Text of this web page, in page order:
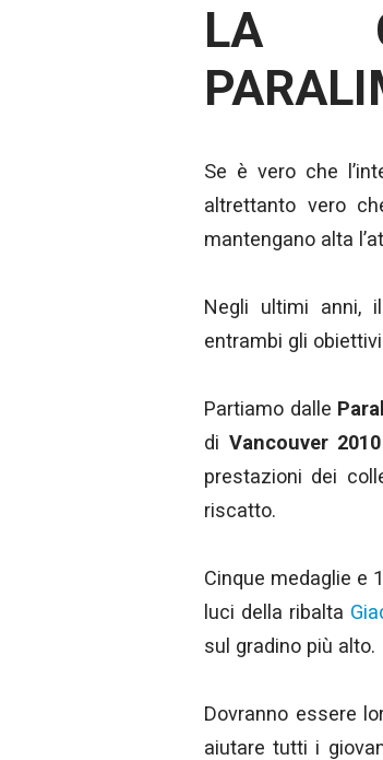
LA
Se è vero che
altrettanto vero
mantengano alta
Negli ultimi anni,
entrambi gli
Partiamo dalle
di Vancouver
prestazioni dei
riscatto.
Cinque medaglie e
luci della ribalta
sul gradino più alto.
Dovranno essere
aiutare tutti i